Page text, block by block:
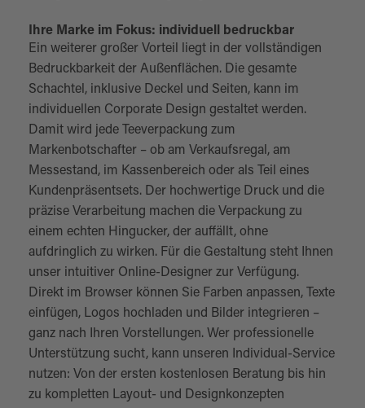
Ihre Marke im Fokus: individuell bedruckbar
Ein weiterer großer Vorteil liegt in der vollständigen
Bedruckbarkeit der Außenflächen. Die gesamte
Schachtel, inklusive Deckel und Seiten, kann im
individuellen Corporate Design gestaltet werden.
Damit wird jede Teeverpackung zum
Markenbotschafter – ob am Verkaufsregal, am
Messestand, im Kassenbereich oder als Teil eines
Kundenpräsentsets. Der hochwertige Druck und die
präzise Verarbeitung machen die Verpackung zu
einem echten Hingucker, der auffällt, ohne
aufdringlich zu wirken. Für die Gestaltung steht Ihnen
unser intuitiver Online-Designer zur Verfügung.
Direkt im Browser können Sie Farben anpassen, Texte
einfügen, Logos hochladen und Bilder integrieren –
ganz nach Ihren Vorstellungen. Wer professionelle
Unterstützung sucht, kann unseren Individual-Service
nutzen: Von der ersten kostenlosen Beratung bis hin
zu kompletten Layout- und Designkonzepten